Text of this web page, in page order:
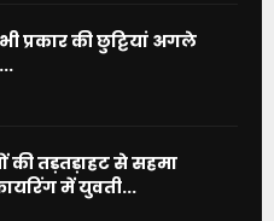
प्रकार की छुट्टियां अगले
की तड़तड़ाहट से सहमा
में युवती...